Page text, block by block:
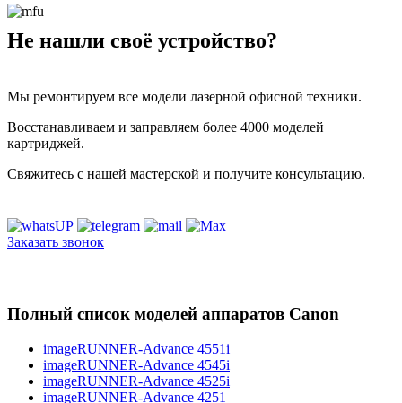
Не нашли своё устройство?
Мы ремонтируем все модели лазерной офисной техники.
Восстанавливаем и заправляем более 4000 моделей
картриджей.
Свяжитесь с нашей мастерской и получите консультацию.
Заказать звонок
Полный список моделей аппаратов Canon
imageRUNNER-Advance 4551i
imageRUNNER-Advance 4545i
imageRUNNER-Advance 4525i
imageRUNNER-Advance 4251